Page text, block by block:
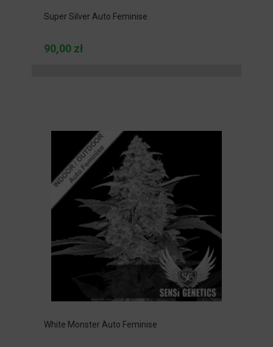
Super Silver Auto Feminise
90,00 zł
White Monster Auto Feminise